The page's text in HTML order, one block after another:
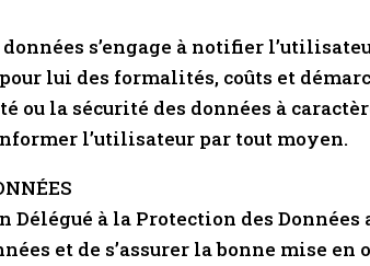
s’engage à notifier
lui des formalités, coûts et
ou la sécurité des données à
l’utilisateur par tout moyen.
à la Protection des Données
et de s’assurer la bonne mise